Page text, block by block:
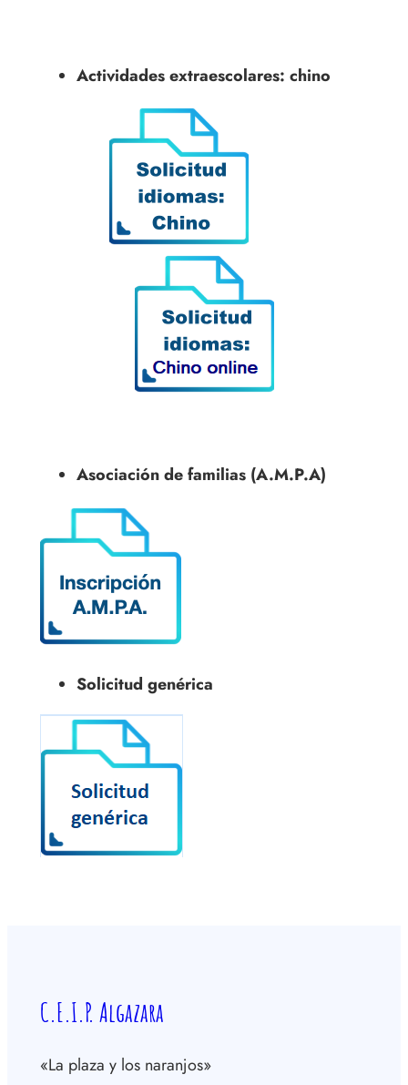
Actividades extraescolares: chino
Asociación de familias (A.M.P.A)
Solicitud genérica
C.E.I.P. Algazara
«La plaza y los naranjos»